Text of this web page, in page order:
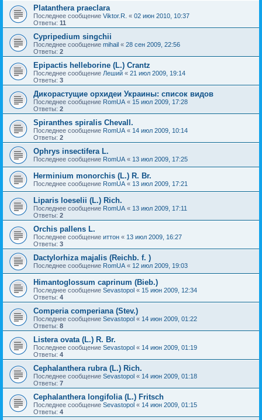
Platanthera praeclara
Последнее сообщение Viktor.R. « 02 июн 2010, 10:37
Ответы: 11
Cypripedium singchii
Последнее сообщение mihail « 28 сен 2009, 22:56
Ответы: 2
Epipactis helleborine (L.) Crantz
Последнее сообщение Леший « 21 июл 2009, 19:14
Ответы: 3
Дикорастущие орхидеи Украины: список видов
Последнее сообщение RomUA « 15 июл 2009, 17:28
Ответы: 2
Spiranthes spiralis Chevall.
Последнее сообщение RomUA « 14 июл 2009, 10:14
Ответы: 2
Ophrys insectifera L.
Последнее сообщение RomUA « 13 июл 2009, 17:25
Herminium monorchis (L.) R. Br.
Последнее сообщение RomUA « 13 июл 2009, 17:21
Liparis loeselii (L.) Rich.
Последнее сообщение RomUA « 13 июл 2009, 17:11
Ответы: 2
Orchis pallens L.
Последнее сообщение иттон « 13 июл 2009, 16:27
Ответы: 3
Dactylorhiza majalis (Reichb. f. )
Последнее сообщение RomUA « 12 июл 2009, 19:03
Himantoglossum caprinum (Bieb.)
Последнее сообщение Sevastopol « 15 июн 2009, 12:34
Ответы: 4
Comperia comperiana (Stev.)
Последнее сообщение Sevastopol « 14 июн 2009, 01:22
Ответы: 8
Listera ovata (L.) R. Br.
Последнее сообщение Sevastopol « 14 июн 2009, 01:19
Ответы: 4
Cephalanthera rubra (L.) Rich.
Последнее сообщение Sevastopol « 14 июн 2009, 01:18
Ответы: 7
Cephalanthera longifolia (L.) Fritsch
Последнее сообщение Sevastopol « 14 июн 2009, 01:15
Ответы: 4